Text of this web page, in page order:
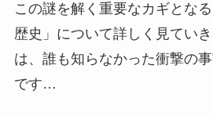
この謎を解く重要なカギとな
歴史」について詳しく見てい
は、誰も知らなかった衝撃の
です…